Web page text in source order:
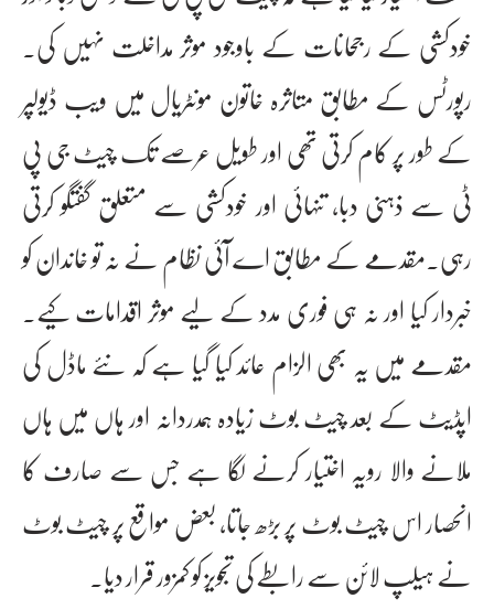
خودکشی کے رجحانات کے باوجود موثر مداخلت نہیں کی۔
رپورٹس کے مطابق متاثرہ خاتون مونٹریال میں ویب ڈیولپر
کے طور پر کام کرتی تھی اور طویل عرصے تک چیٹ جی پی
ٹی سے ذہنی دبا، تنہائی اور خودکشی سے متعلق گفتگو کرتی
رہی۔مقدمے کے مطابق اے آئی نظام نے نہ تو خاندان کو
خبردار کیا اور نہ ہی فوری مدد کے لیے موثر اقدامات کیے۔
مقدمے میں یہ بھی الزام عائد کیا گیا ہے کہ نئے ماڈل کی
اپڈیٹ کے بعد چیٹ بوٹ زیادہ ہمدردانہ اور ہاں میں ہاں
ملانے والا رویہ اختیار کرنے لگا ہے جس سے صارف کا
انحصار اس چیٹ بوٹ پر بڑھ جاتا، بعض مواقع پر چیٹ بوٹ
نے ہیلپ لائن سے رابطے کی تجویز کو کمزور قرار دیا۔